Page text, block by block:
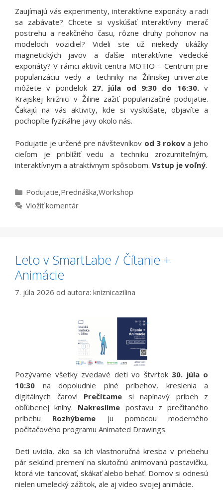
Zaujímajú vás experimenty, interaktívne exponáty a radi
sa zabávate? Chcete si vyskúšať interaktívny merač
postrehu a reakčného času, rôzne druhy pohonov na
modeloch vozidiel? Videli ste už niekedy ukážky
magnetických javov a ďalšie interaktívne vedecké
exponáty? V rámci aktivít centra MOTIO – Centrum pre
popularizáciu vedy a techniky na Žilinskej univerzite
môžete v pondelok 27. júla od 9:30 do 16:30.v
Krajskej knižnici v Žiline zažiť popularizačné podujatie.
Čakajú na vás aktivity, kde si vyskúšate, objavíte a
pochopíte fyzikálne javy okolo nás.
Podujatie je určené pre návštevníkov od 3 rokova jeho
cieľom je priblížiť vedu a techniku zrozumiteľným,
interaktívnym a atraktívnym spôsobom. Vstup je voľný.
Kategórie
Podujatie,Prednáška,Workshop
Vložiť komentár
Leto v SmartLabe / Čítanie +
Animácie
7. júla 2026 od autora: kniznicazilina
Pozývame všetky zvedavé deti vo štvrtok 30. júla o
10:30 na dopoludnie plné príbehov, kreslenia a
digitálnych čarov! Prečítame si napínavý príbeh z
obľúbenej knihy. Nakreslíme postavu z prečítaného
príbehu Rozhýbeme ju pomocou moderného
počítačového programu Animated Drawings.
Deti uvidia, ako sa ich vlastnoručná kresba v priebehu
pár sekúnd premení na skutočnú animovanú postavičku,
ktorá vie tancovať, skákať alebo behať. Domov si odnesú
nielen umelecký zážitok, ale aj video svojej animácie.